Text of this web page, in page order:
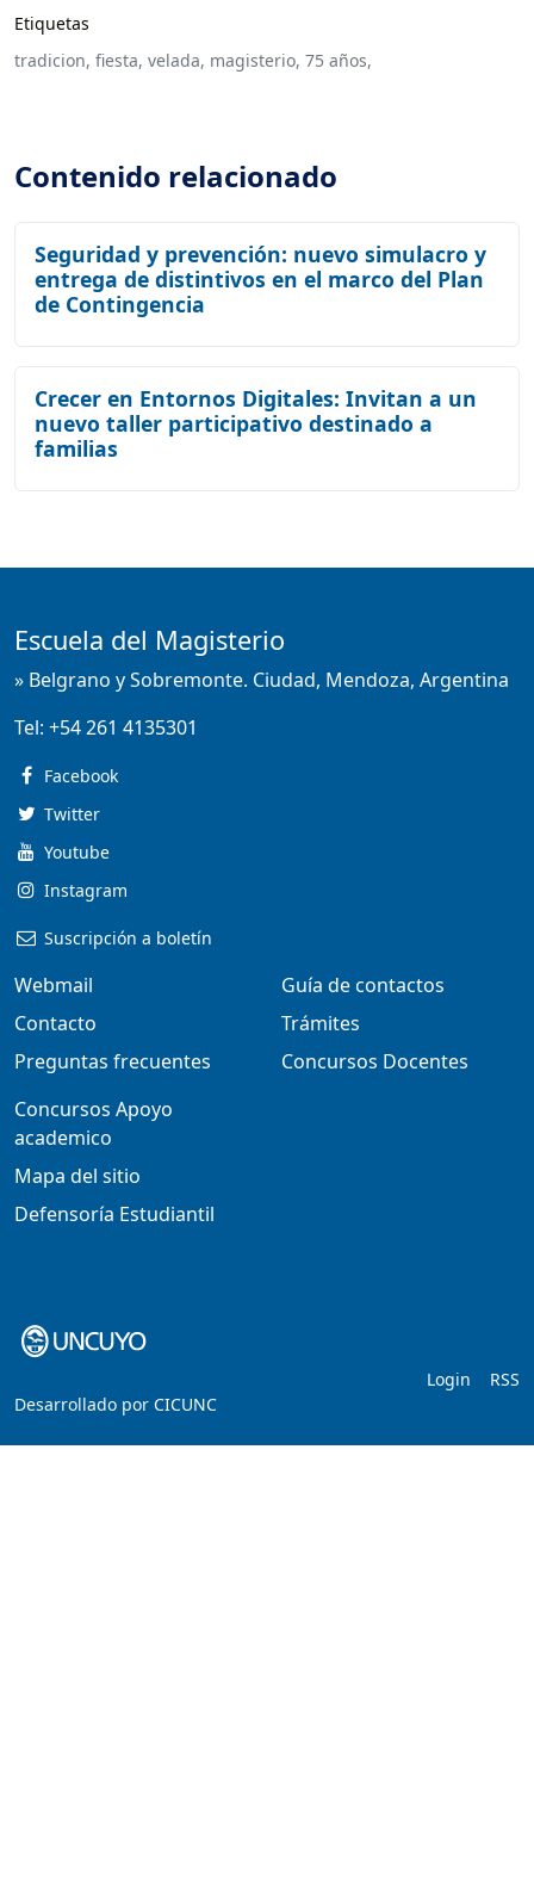
Etiquetas
tradicion, fiesta, velada, magisterio, 75 años,
Contenido relacionado
Seguridad y prevención: nuevo simulacro y
entrega de distintivos en el marco del Plan
de Contingencia
Crecer en Entornos Digitales: Invitan a un
nuevo taller participativo destinado a
familias
Escuela del Magisterio
» Belgrano y Sobremonte. Ciudad, Mendoza, Argentina
Tel: +54 261 4135301
Facebook
Twitter
Youtube
Instagram
Suscripción a boletín
Webmail
Contacto
Preguntas frecuentes
Guía de contactos
Trámites
Concursos Docentes
Concursos Apoyo
academico
Mapa del sitio
Defensoría Estudiantil
Login
RSS
Desarrollado por CICUNC